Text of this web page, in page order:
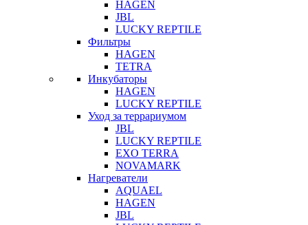
HAGEN
JBL
LUCKY REPTILE
Фильтры
HAGEN
TETRA
Инкубаторы
HAGEN
LUCKY REPTILE
Уход за террариумом
JBL
LUCKY REPTILE
EXO TERRA
NOVAMARK
Нагреватели
AQUAEL
HAGEN
JBL